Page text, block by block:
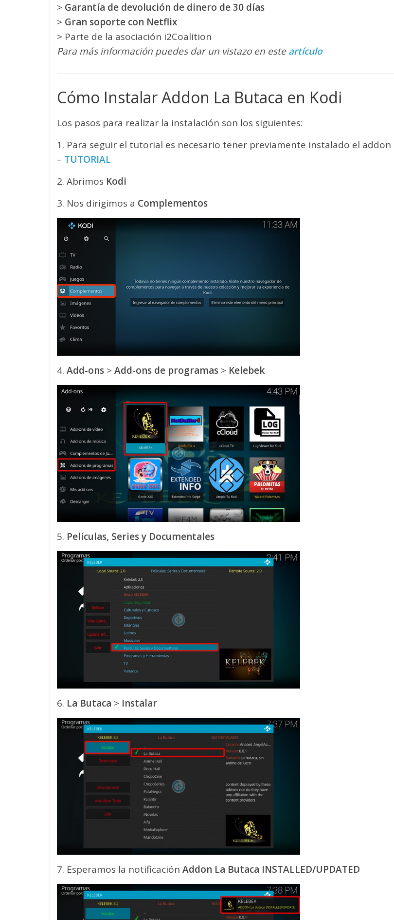
> Garantía de devolución de dinero de 30 días
> Gran soporte con Netflix
> Parte de la asociación i2Coalition
Para más información puedes dar un vistazo en esteartículo
Cómo Instalar Addon La Butaca en Kodi
Los pasos para realizar la instalación son los siguientes:
1. Para seguir el tutorial es necesario tener previamente instalado el addon
– TUTORIAL
2. Abrimos Kodi
3. Nos dirigimos a Complementos
4. Add-ons > Add-ons de programas > Kelebek
5. Películas, Series y Documentales
6. La Butaca > Instalar
7. Esperamos la notificación Addon La Butaca INSTALLED/UPDATED